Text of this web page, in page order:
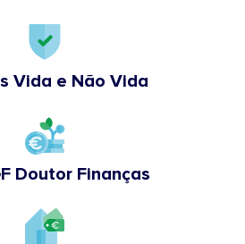
Vida e Não Vida
Doutor Finanças